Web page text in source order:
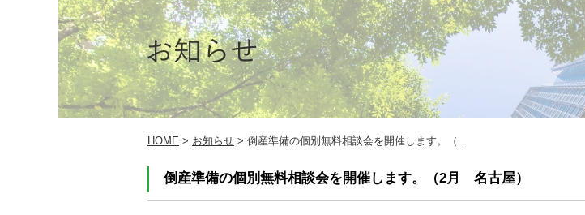
HOME > お知らせ > 倒産準備の個別無料相談会を開催します。（...
倒産準備の個別無料相談会を開催します。（2月 名古屋）